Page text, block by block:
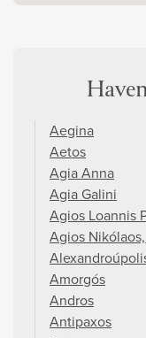
Aegina
Aetos
Agia Anna
Agia Galini
Agios Loannis
Agios
Amorgós
Andros
Antipaxos